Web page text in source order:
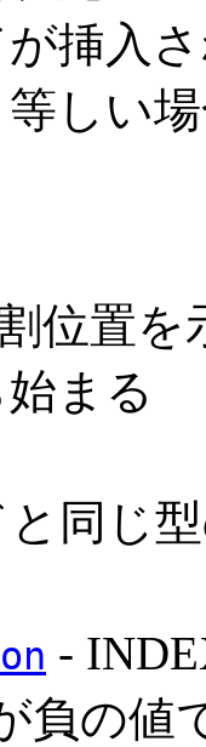
挿入
しい
位置を
まる
同じ
-
負の値